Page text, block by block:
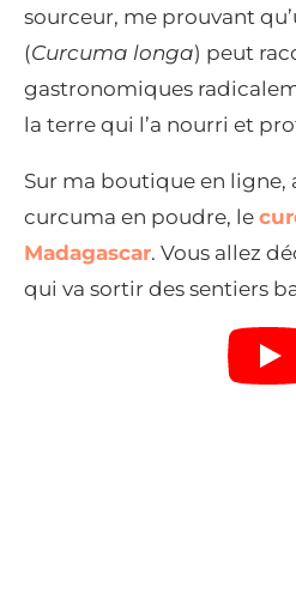
sourceur, me prouvant
(Curcuma longa) peut
gastronomiques
la terre qui l’a nourri et
Sur ma boutique en ligne,
curcuma en poudre, le
Madagascar. Vous allez
qui va sortir des sentiers